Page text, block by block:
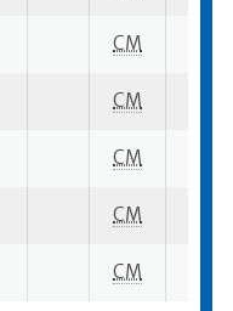
CM
CM
CM
CM
CM